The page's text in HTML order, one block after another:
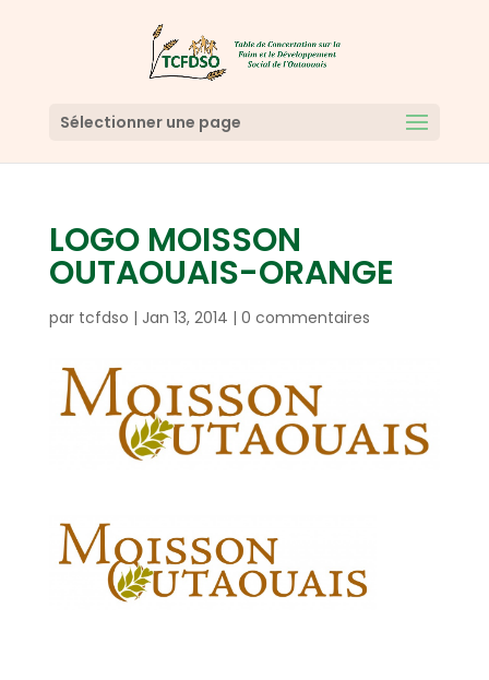
Sélectionner une page
LOGO MOISSON
OUTAOUAIS-ORANGE
par tcfdso | Jan 13, 2014 | 0 commentaires